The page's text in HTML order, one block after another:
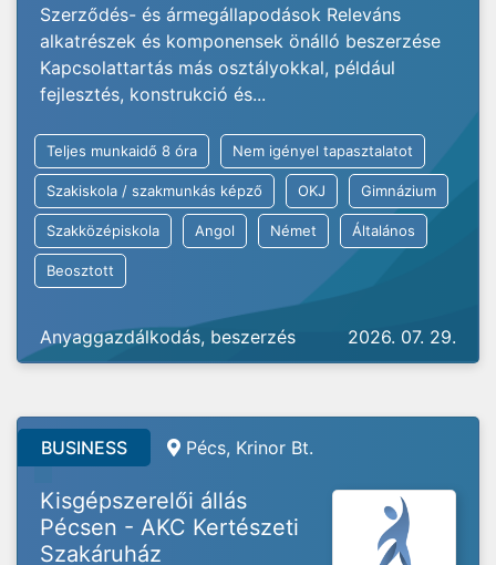
Szerződés- és ármegállapodások Releváns
alkatrészek és komponensek önálló beszerzése
Kapcsolattartás más osztályokkal, például
fejlesztés, konstrukció és...
Teljes munkaidő 8 óra Nem igényel tapasztalatot
Szakiskola / szakmunkás képző OKJ Gimnázium
Szakközépiskola Angol Német Általános
Beosztott
Anyaggazdálkodás, beszerzés 2026. 07. 29.
BUSINESS Pécs, Krinor Bt.
Kisgépszerelői állás
Pécsen - AKC Kertészeti
Szakáruház